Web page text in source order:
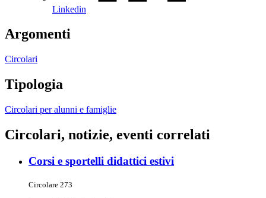
Linkedin
Argomenti
Circolari
Tipologia
Circolari per alunni e famiglie
Circolari, notizie, eventi correlati
Corsi e sportelli didattici estivi
Circolare 273